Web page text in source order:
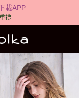
載APP
禮